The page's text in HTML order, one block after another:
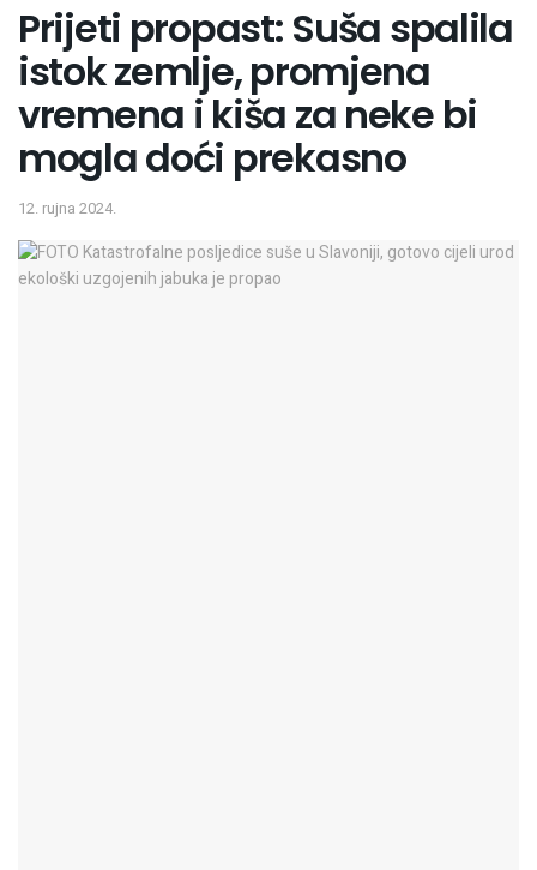
Prijeti propast: Suša spalila
istok zemlje, promjena
vremena i kiša za neke bi
mogla doći prekasno
12. rujna 2024.